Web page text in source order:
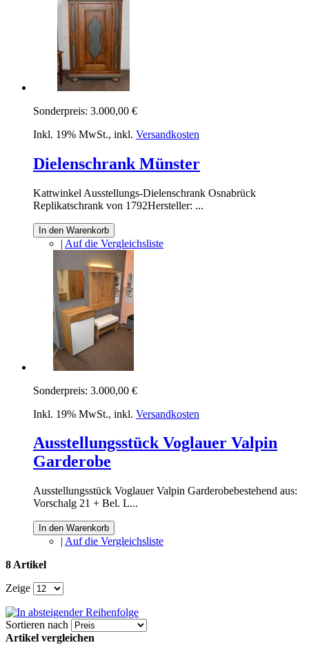
Sonderpreis: 3.000,00 €
Inkl. 19% MwSt., inkl. Versandkosten
Dielenschrank Münster
Kattwinkel Ausstellungs-Dielenschrank Osnabrück
Replikatschrank von 1792Hersteller: ...
In den Warenkorb
| Auf die Vergleichsliste
Sonderpreis: 3.000,00 €
Inkl. 19% MwSt., inkl. Versandkosten
Ausstellungsstück Voglauer Valpin
Garderobe
Ausstellungsstück Voglauer Valpin Garderobebestehend aus:
Vorschalg 21 + Bel. L...
In den Warenkorb
| Auf die Vergleichsliste
8 Artikel
Zeige
Sortieren nach
Artikel vergleichen